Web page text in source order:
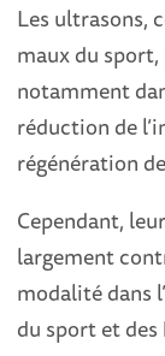
Les ultrasons,
maux du
notamment
réduction de
régénération
Cependant,
largement
modalité dans
du sport et